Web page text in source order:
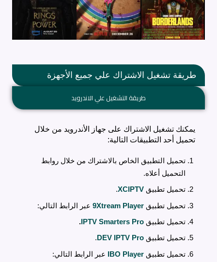
طريقة تشغيل الاشتراك علي جميع الأجهزة
طريقة التشغيل علي الاندرويد
يمكنك تشغيل الاشتراك على جهاز الأندرويد من خلال
تحميل أحد التطبيقات التالية:
تحميل التطبيق الخاص بالاشتراك من خلال روابط
التحميل أعلاه.
تحميل تطبيق XCIPTV
.
تحميل تطبيق 9Xtream Player عبر الرابط التالي:
تحميل تطبيق IPTV Smarters Pro
.
تحميل تطبيق DEV IPTV Pro
.
تحميل تطبيق IBO Player عبر الرابط التالي: